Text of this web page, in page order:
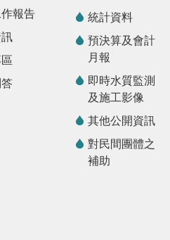
報告
統計資料
預決算及會計
月報
即時水質監測
及施工影像
其他公開資訊
對民間團體之
補助